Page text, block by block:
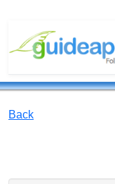
Back